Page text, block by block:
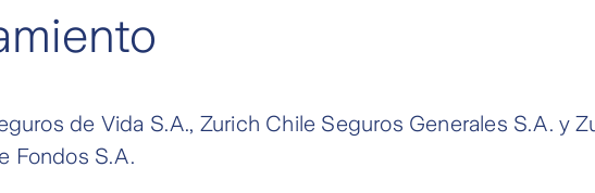
de Vida S.A., Zurich Chile Seguros Generales S.A. y
Fondos S.A.